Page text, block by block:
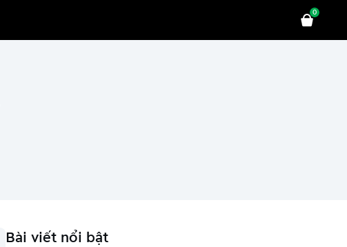
0
Bài viết nổi bật